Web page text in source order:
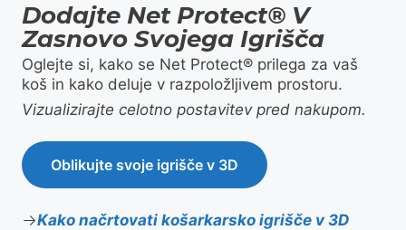
Dodajte Net Protect® V
Zasnovo Svojega Igrišča
Oglejte si, kako se Net Protect® prilega za vaš
koš in kako deluje v razpoložljivem prostoru.
Vizualizirajte celotno postavitev pred nakupom.
Oblikujte svoje igrišče v 3D
Kako načrtovati košarkarsko igrišče v 3D